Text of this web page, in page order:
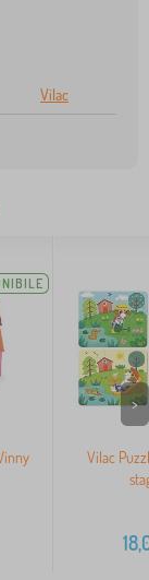
Vilac
Vilac
>